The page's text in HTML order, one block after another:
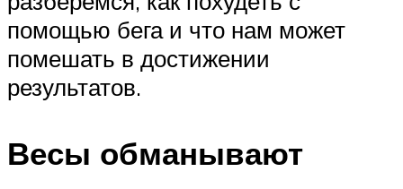
помощью бега и что нам может
помешать в достижении
результатов.
Весы обманывают